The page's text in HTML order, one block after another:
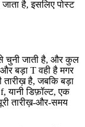
है, इसलिए पोस्ट
चुनी जाती है, और कुल
बड़ा T वही है मगर
है, जबकि बड़ा
यानी डिफ़ॉल्ट, एक
तारीख़-और-समय